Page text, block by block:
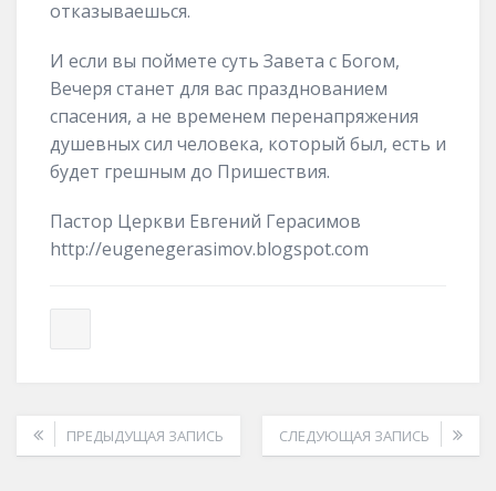
отказываешься.
И если вы поймете суть Завета с Богом,
Вечеря станет для вас празднованием
спасения, а не временем перенапряжения
душевных сил человека, который был, есть и
будет грешным до Пришествия.
Пастор Церкви Евгений Герасимов
http://eugenegerasimov.blogspot.com
ПРЕДЫДУЩАЯ ЗАПИСЬ СЛЕДУЮЩАЯ ЗАПИСЬ